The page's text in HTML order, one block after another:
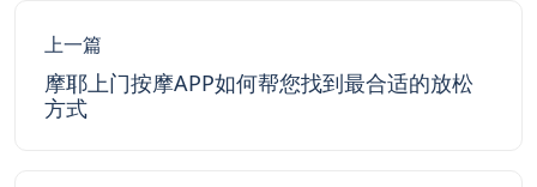
上一篇
摩耶上门按摩APP如何帮您找到最合适的放松
方式